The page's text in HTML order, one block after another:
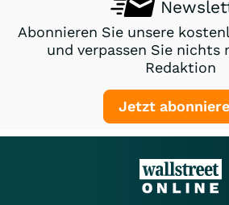
Abonnieren Sie unsere
und verpassen Sie nichts
Redaktion
Jetzt